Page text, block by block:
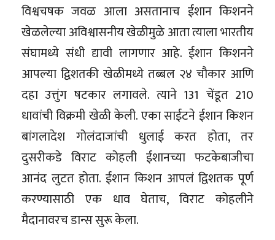
विश्वचषक जवळ आला असतानाच ईशान किशनने
खेळलेल्या अविश्वासनीय खेळीमुळे आता त्याला भारतीय
संघामध्ये संधी द्यावी लागणार आहे. ईशान किशनने
आपल्या द्विशतकी खेळीमध्ये तब्बल २४ चौकार आणि
दहा उत्तुंग षटकार लगावले. त्याने 131 चेंडूत 210
धावांची विक्रमी खेळी केली. एका साईटने ईशान किशन
बांगलादेश गोलंदाजांची धुलाई करत होता, तर
दुसरीकडे विराट कोहली ईशानच्या फटकेबाजीचा
आनंद लुटत होता. ईशान किशन आपलं द्विशतक पूर्ण
करण्यासाठी एक धाव घेताच, विराट कोहलीने
मैदानावरच डान्स सुरू केला.